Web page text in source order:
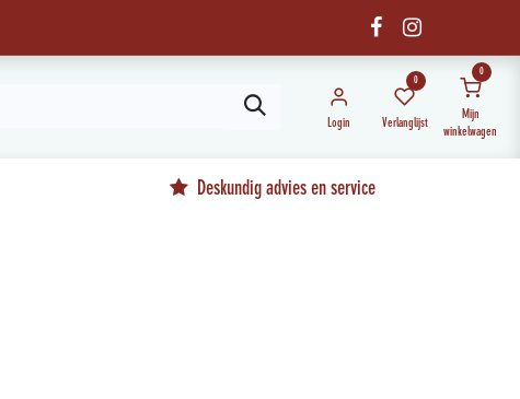
Login
0
Verlanglijst
0
Mijn
winkelwagen
Deskundig advies en service